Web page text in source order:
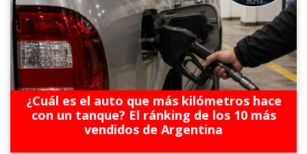
¿Cuál es el auto que más kilómetros hace
con un tanque? El ránking de los 10 más
vendidos de Argentina